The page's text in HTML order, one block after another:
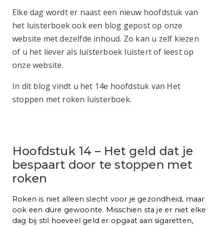
Elke dag wordt er naast een nieuw hoofdstuk van
het luisterboek ook een blog gepost op onze
website met dezelfde inhoud. Zo kan u zelf kiezen
of u het liever als luisterboek luistert of leest op
onze website.
In dit blog vindt u het 14e hoofdstuk van Het
stoppen met roken luisterboek.
Hoofdstuk 14 – Het geld dat je
bespaart door te stoppen met
roken
Roken is niet alleen slecht voor je gezondheid, maar
ook een dure gewoonte. Misschien sta je er niet elke
dag bij stil hoeveel geld er opgaat aan sigaretten,